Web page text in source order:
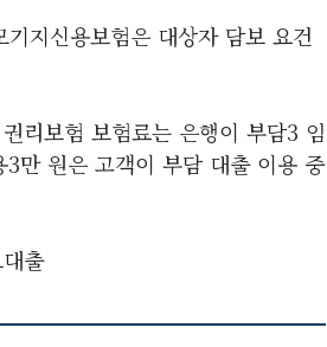
지신용보험은 대상자 담보 요건
리보험 보험료는 은행이 부담3 임
만 원은 고객이 부담 대출 이용 중
출